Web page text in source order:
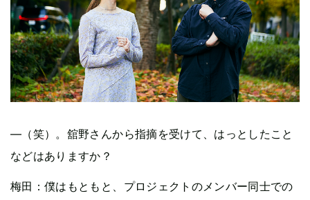
—（笑）。舘野さんから指摘を受けて、はっとしたこと
などはありますか？
梅田：僕はもともと、プロジェクトのメンバー同士での